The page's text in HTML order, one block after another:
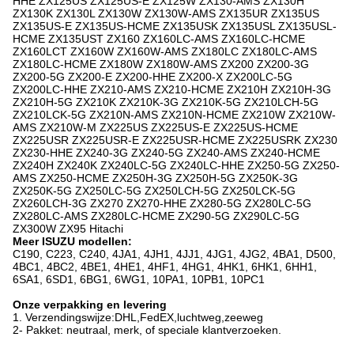
ZX130K ZX130L ZX130W ZX130W-AMS ZX135UR ZX135US
ZX135US-E ZX135US-HCME ZX135USK ZX135USL ZX135USL-
HCME ZX135UST ZX160 ZX160LC-AMS ZX160LC-HCME
ZX160LCT ZX160W ZX160W-AMS ZX180LC ZX180LC-AMS
ZX180LC-HCME ZX180W ZX180W-AMS ZX200 ZX200-3G
ZX200-5G ZX200-E ZX200-HHE ZX200-X ZX200LC-5G
ZX200LC-HHE ZX210-AMS ZX210-HCME ZX210H ZX210H-3G
ZX210H-5G ZX210K ZX210K-3G ZX210K-5G ZX210LCH-5G
ZX210LCK-5G ZX210N-AMS ZX210N-HCME ZX210W ZX210W-
AMS ZX210W-M ZX225US ZX225US-E ZX225US-HCME
ZX225USR ZX225USR-E ZX225USR-HCME ZX225USRK ZX230
ZX230-HHE ZX240-3G ZX240-5G ZX240-AMS ZX240-HCME
ZX240H ZX240K ZX240LC-5G ZX240LC-HHE ZX250-5G ZX250-
AMS ZX250-HCME ZX250H-3G ZX250H-5G ZX250K-3G
ZX250K-5G ZX250LC-5G ZX250LCH-5G ZX250LCK-5G
ZX260LCH-3G ZX270 ZX270-HHE ZX280-5G ZX280LC-5G
ZX280LC-AMS ZX280LC-HCME ZX290-5G ZX290LC-5G
ZX300W ZX95 Hitachi
Meer ISUZU modellen:
C190, C223, C240, 4JA1, 4JH1, 4JJ1, 4JG1, 4JG2, 4BA1, D500,
4BC1, 4BC2, 4BE1, 4HE1, 4HF1, 4HG1, 4HK1, 6HK1, 6HH1,
6SA1, 6SD1, 6BG1, 6WG1, 10PA1, 10PB1, 10PC1
Onze verpakking en levering
1. Verzendingswijze:DHL,FedEX,luchtweg,zeeweg
2- Pakket: neutraal, merk, of speciale klantverzoeken.